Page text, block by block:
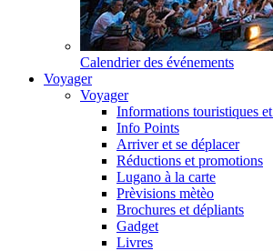
Calendrier des événements
Voyager
Voyager
Informations touristiques et
Info Points
Arriver et se déplacer
Réductions et promotions
Lugano à la carte
Prèvisions mètèo
Brochures et dépliants
Gadget
Livres